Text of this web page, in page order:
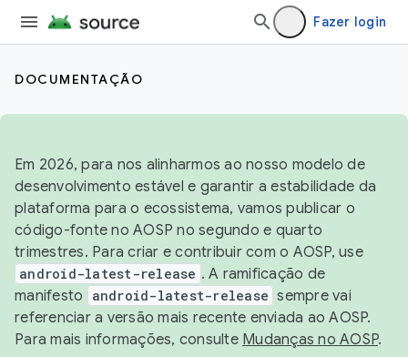
Fazer login
DOCUMENTAÇÃO
Em 2026, para nos alinharmos ao nosso modelo de
desenvolvimento estável e garantir a estabilidade da
plataforma para o ecossistema, vamos publicar o
código-fonte no AOSP no segundo e quarto
trimestres. Para criar e contribuir com o AOSP, use
android-latest-release . A ramificação de
manifesto
android-latest-release sempre vai
referenciar a versão mais recente enviada ao AOSP.
Para mais informações, consulte Mudanças no AOSP.